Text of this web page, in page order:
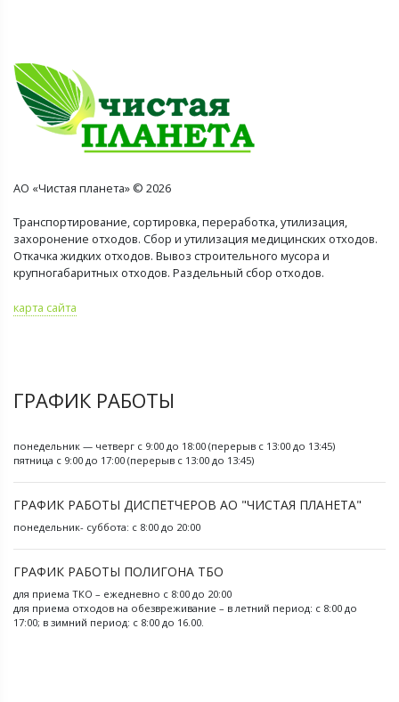
АО «Чистая планета» © 2026
Транспортирование, сортировка, переработка, утилизация,
захоронение отходов. Сбор и утилизация медицинских отходов.
Откачка жидких отходов. Вывоз строительного мусора и
крупногабаритных отходов. Раздельный сбор отходов.
карта сайта
ГРАФИК РАБОТЫ
понедельник — четверг с 9:00 до 18:00 (перерыв с 13:00 до 13:45)
пятница с 9:00 до 17:00 (перерыв с 13:00 до 13:45)
ГРАФИК РАБОТЫ ДИСПЕТЧЕРОВ АО "ЧИСТАЯ ПЛАНЕТА"
понедельник- суббота: с 8:00 до 20:00
ГРАФИК РАБОТЫ ПОЛИГОНА ТБО
для приема ТКО – ежедневно с 8:00 до 20:00
для приема отходов на обезвреживание – в летний период: с 8:00 до
17:00; в зимний период: с 8:00 до 16.00.